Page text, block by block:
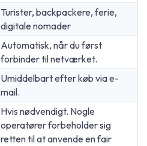
Turister, backpackere, ferie,
digitale nomader
Automatisk, når du først
forbinder til netværket.
Umiddelbart efter køb via e-
mail.
Hvis nødvendigt. Nogle
operatører forbeholder sig
retten til at anvende en fair